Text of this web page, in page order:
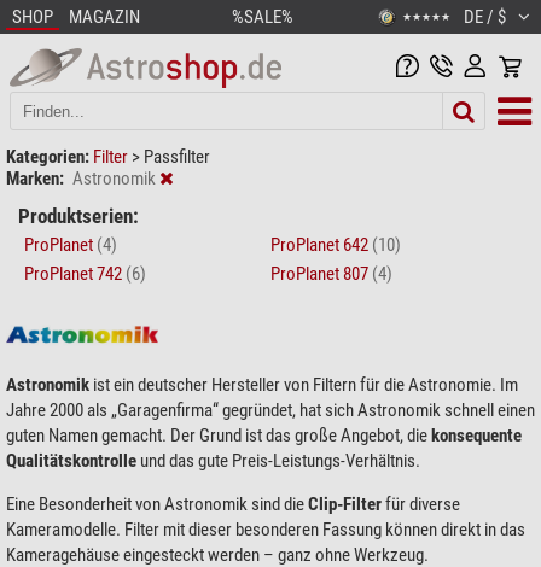
SHOP MAGAZIN %SALE% ★★★★★ DE / $
Kategorien: Filter > Passfilter
Marken: Astronomik
Produktserien:
ProPlanet (4) ProPlanet 642 (10)
ProPlanet 742 (6) ProPlanet 807 (4)
Astronomik ist ein deutscher Hersteller von Filtern für die Astronomie. Im
Jahre 2000 als „Garagenfirma“ gegründet, hat sich Astronomik schnell einen
guten Namen gemacht. Der Grund ist das große Angebot, diekonsequente
Qualitätskontrolle und das gute Preis-Leistungs-Verhältnis.
Eine Besonderheit von Astronomik sind dieClip-Filterfür diverse
Kameramodelle. Filter mit dieser besonderen Fassung können direkt in das
Kameragehäuse eingesteckt werden – ganz ohne Werkzeug.